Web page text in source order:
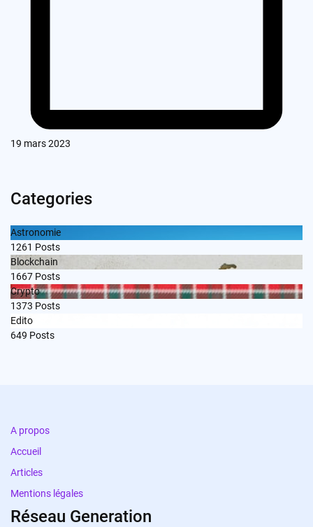
19 mars 2023
Categories
Astronomie
1261 Posts
Blockchain
1667 Posts
Crypto
1373 Posts
Edito
649 Posts
A propos
Accueil
Articles
Mentions légales
Réseau Generation